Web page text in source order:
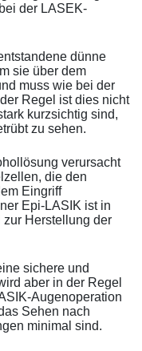
der LASEK-
dünne
sie über dem
muss wie bei der
Regel ist dies nicht
kurzsichtig sind,
zu sehen.
verursacht
die den
Eingriff
Epi-LASIK ist in
Herstellung der
sichere und
aber in der Regel
Augenoperation
Sehen nach
minimal sind.